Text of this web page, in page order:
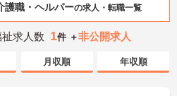
護職・ヘルパーの求人・転職一覧
求人数 1件 ＋非公開求人
月収順 年収順